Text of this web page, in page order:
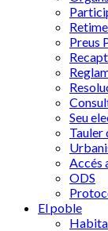
Preus
Seu
Tauler
Accés
ODS
El poble